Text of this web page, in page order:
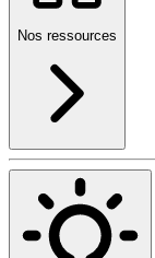
Nos ressources